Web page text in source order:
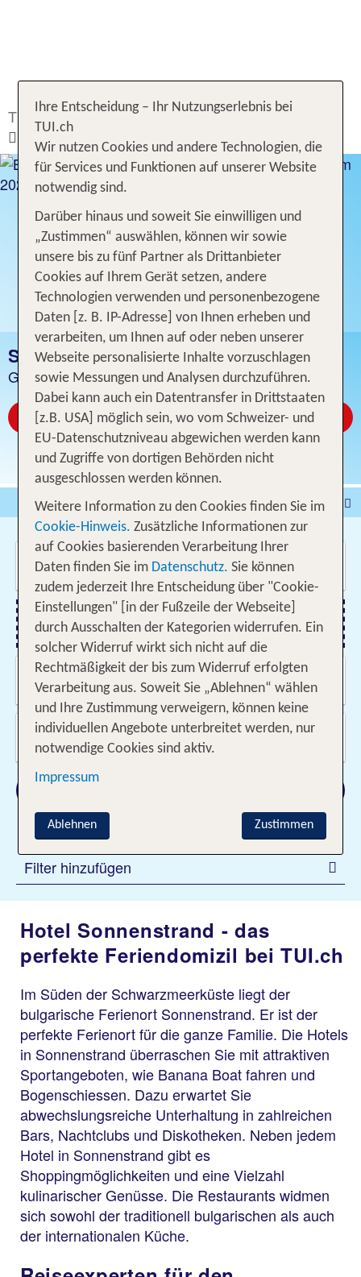
TUI.ch Ferien buchen Hotel
Bulgarien
Sonnenstrand
SONNENSTRAND
Günstige Hotelangebote
Jetzt ab CHF 372
Pauschalferien
Hotel
Städtereisen
% DEALS
Ferienhaus
Kreuzfahrten
Fahrzeuge Ausflüge
Wo soll es hin gehen?
Flug hinzufügen
Wann & wie lange?
13.08.2026 - 06.06.2027, Beliebig
Wer reist mit?
2 Erwachsene
Filter hinzufügen
Hotel Sonnenstrand - das
perfekte Feriendomizil bei TUI.ch
Im Süden der Schwarzmeerküste liegt der
bulgarische Ferienort Sonnenstrand. Er ist der
perfekte Ferienort für die ganze Familie. Die Hotels
in Sonnenstrand überraschen Sie mit attraktiven
Sportangeboten, wie Banana Boat fahren und
Bogenschiessen. Dazu erwartet Sie
abwechslungsreiche Unterhaltung in zahlreichen
Bars, Nachtclubs und Diskotheken. Neben jedem
Hotel in Sonnenstrand gibt es
Shoppingmöglichkeiten und eine Vielzahl
kulinarischer Genüsse. Die Restaurants widmen
sich sowohl der traditionell bulgarischen als auch
der internationalen Küche.
Ihre Entscheidung – Ihr Nutzungserlebnis bei
TUI.ch
Wir nutzen Cookies und andere Technologien, die
für Services und Funktionen auf unserer Website
notwendig sind.
Darüber hinaus und soweit Sie einwilligen und
„Zustimmen“ auswählen, können wir sowie
unsere bis zu fünf Partner als Drittanbieter
Cookies auf Ihrem Gerät setzen, andere
Technologien verwenden und personenbezogene
Daten [z. B. IP-Adresse] von Ihnen erheben und
verarbeiten, um Ihnen auf oder neben unserer
Webseite personalisierte Inhalte vorzuschlagen
sowie Messungen und Analysen durchzuführen.
Dabei kann auch ein Datentransfer in Drittstaaten
[z.B. USA] möglich sein, wo vom Schweizer- und
EU-Datenschutzniveau abgewichen werden kann
und Zugriffe von dortigen Behörden nicht
ausgeschlossen werden können.
Weitere Information zu den Cookies finden Sie im
Cookie-Hinweis. Zusätzliche Informationen zur
auf Cookies basierenden Verarbeitung Ihrer
Daten finden Sie im Datenschutz. Sie können
zudem jederzeit Ihre Entscheidung über "Cookie-
Einstellungen" [in der Fußzeile der Webseite]
durch Ausschalten der Kategorien widerrufen. Ein
solcher Widerruf wirkt sich nicht auf die
Rechtmäßigkeit der bis zum Widerruf erfolgten
Verarbeitung aus. Soweit Sie „Ablehnen“ wählen
und Ihre Zustimmung verweigern, können keine
individuellen Angebote unterbreitet werden, nur
notwendige Cookies sind aktiv.
Impressum
Zustimmen
Ablehnen